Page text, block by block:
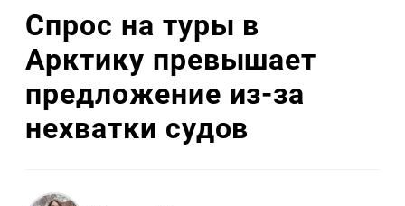
Спрос на туры в
Арктику превышает
предложение из-за
нехватки судов